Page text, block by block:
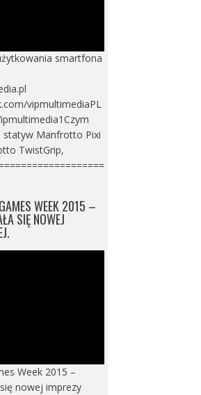
smartfona
vipmultimediaPL
statyw Manfrotto Pixi
TwistGrip,
WEEK 2015 –
SIĘ NOWEJ
Week 2015 –
nowej imprezy